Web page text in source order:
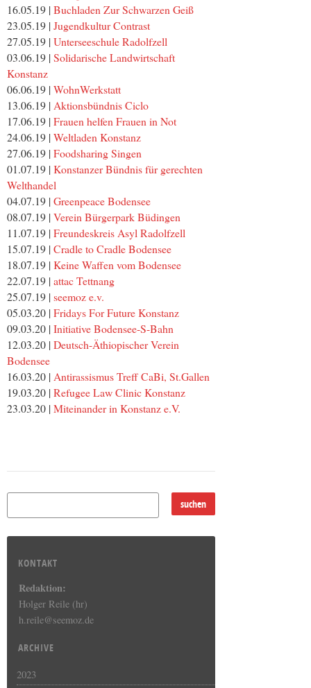
16.05.19 | Buchladen Zur Schwarzen Geiß
23.05.19 | Jugendkultur Contrast
27.05.19 | Unterseeschule Radolfzell
03.06.19 | Solidarische Landwirtschaft
Konstanz
06.06.19 | WohnWerkstatt
13.06.19 | Aktionsbündnis Ciclo
17.06.19 | Frauen helfen Frauen in Not
24.06.19 | Weltladen Konstanz
27.06.19 | Foodsharing Singen
01.07.19 | Konstanzer Bündnis für gerechten
Welthandel
04.07.19 | Greenpeace Bodensee
08.07.19 | Verein Bürgerpark Büdingen
11.07.19 | Freundeskreis Asyl Radolfzell
15.07.19 | Cradle to Cradle Bodensee
18.07.19 | Keine Waffen vom Bodensee
22.07.19 | attac Tettnang
25.07.19 | seemoz e.v.
05.03.20 | Fridays For Future Konstanz
09.03.20 | Initiative Bodensee-S-Bahn
12.03.20 | Deutsch-Äthiopischer Verein
Bodensee
16.03.20 | Antirassismus Treff CaBi, St.Gallen
19.03.20 | Refugee Law Clinic Konstanz
23.03.20 | Miteinander in Konstanz e.V.
KONTAKT
Redaktion:
Holger Reile (hr)
h.reile@seemoz.de
ARCHIVE
2023